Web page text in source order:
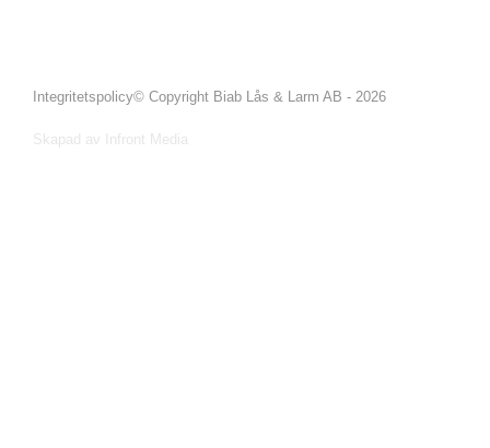
Integritetspolicy© Copyright Biab Lås & Larm AB - 2026
Skapad av Infront Media